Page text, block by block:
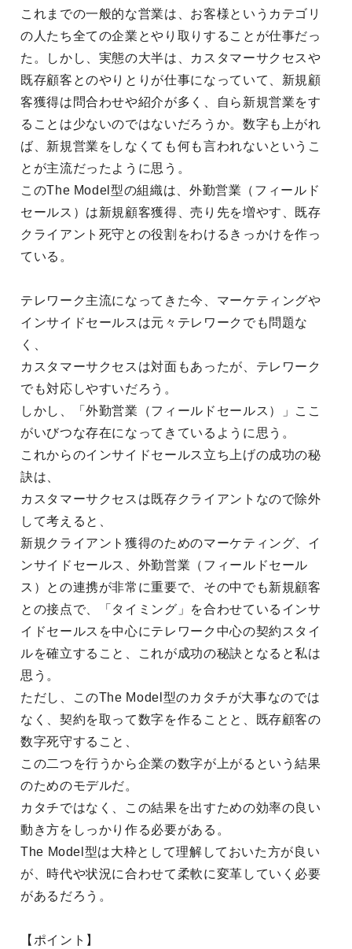
これまでの一般的な営業は、お客様というカテゴリ
の人たち全ての企業とやり取りすることが仕事だっ
た。しかし、実態の大半は、カスタマーサクセスや
既存顧客とのやりとりが仕事になっていて、新規顧
客獲得は問合わせや紹介が多く、自ら新規営業をす
ることは少ないのではないだろうか。数字も上がれ
ば、新規営業をしなくても何も言われないというこ
とが主流だったように思う。
このThe Model型の組織は、外勤営業（フィールド
セールス）は新規顧客獲得、売り先を増やす、既存
クライアント死守との役割をわけるきっかけを作っ
ている。
テレワーク主流になってきた今、マーケティングや
インサイドセールスは元々テレワークでも問題な
く、
カスタマーサクセスは対面もあったが、テレワーク
でも対応しやすいだろう。
しかし、「外勤営業（フィールドセールス）」ここ
がいびつな存在になってきているように思う。
これからのインサイドセールス立ち上げの成功の秘
訣は、
カスタマーサクセスは既存クライアントなので除外
して考えると、
新規クライアント獲得のためのマーケティング、イ
ンサイドセールス、外勤営業（フィールドセール
ス）との連携が非常に重要で、その中でも新規顧客
との接点で、「タイミング」を合わせているインサ
イドセールスを中心にテレワーク中心の契約スタイ
ルを確立すること、これが成功の秘訣となると私は
思う。
ただし、このThe Model型のカタチが大事なのでは
なく、契約を取って数字を作ることと、既存顧客の
数字死守すること、
この二つを行うから企業の数字が上がるという結果
のためのモデルだ。
カタチではなく、この結果を出すための効率の良い
動き方をしっかり作る必要がある。
The Model型は大枠として理解しておいた方が良い
が、時代や状況に合わせて柔軟に変革していく必要
があるだろう。
【ポイント】